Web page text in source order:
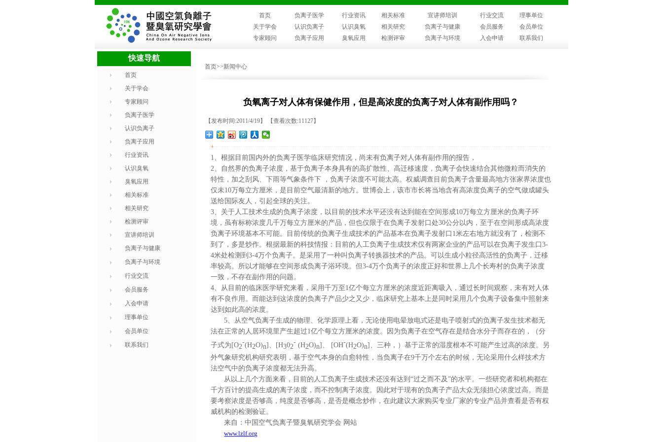
首页 负离子医学 行业资讯 相关标准 宣讲师培训 行业交流
理事单位
关于学会
认识负离子 认识臭氧 相关研究 负离子与健康 会员服务
会员单位
专家顾问
负离子应用 臭氧应用 检测评审 负离子与环境 入会申请 联系我们
快速导航
首页
关于学会
专家顾问
负离子医学
认识负离子
负离子应用
行业资讯
认识臭氧
臭氧应用
相关标准
相关研究
检测评审
宣讲师培训
负离子与健康
负离子与环境
行业交流
会员服务
入会申请
理事单位
会员单位
联系我们
首页>>新闻中心
负氧离子对人体有保健作用，但是高浓度的负离子对人体有副作用吗？
【发布时间:2011/4/19】 【查看次数:11127】
+
1、根据目前国内外的负离子医学临床研究情况，尚未有负离子对人体有副作用的报告，
2、自然界的负离子浓度，基于负离子本身具有的高扩散性、高迁移速度，负离子会快速结合其他微粒而消失的
特性，加之刮风、下雨等气象条件下 ，负离子浓度不可能太高。权威调查目前负离子含量最高地方张家界浓度也
仅未10万每立方厘米，是目前空气最清新的地方。世博会上，该市市长将当地含有高浓度负离子的空气做成罐头
送给国际友人，引起全球的关注。
3、关于人工技术生成的负离子浓度，以目前的技术水平还没有达到能在空间形成10万每立方厘米的负离子环
境，虽有标称浓度几千万每立方厘米的产品，但也仅限于在负离子发射口处30公分以内，至于在空间形成高浓度
负离子环境基本不可能。目前传统的负离子生成技术的产品基本在负离子发射口 1米左右地方就没有了，检测不
到了，多是炒作。根据最新的科技情报：目前的人工负离子生成技术仅有两家企业的产品可以在负离子发生口 3-
4米处检测到 3-4万个负离子。是采用了一种叫负离子转换器技术的产品。可以生成小粒径高活性的负离子，迁移
率较高。所以才能够在空间形成负离子浴环境。但3-4万个负离子的浓度正好和世界上几个长寿村的负离子浓度
一致，不存在副作用的问题。
4、从目前的临床医学研究来看，采用千万至 1亿个每立方厘米的浓度近距离吸入，通过长时间观察，未有对人体
有不良作用。而能达到这浓度的负离子产品少之又少，临床研究上基本上是同时采用几个负离子设备集中照射来
达到如此高的浓度。
5、从空气负离子生成的物理、化学原理上看，无论使用电晕放电式还是电子喷射式的负离子发生技术都无
法在正常的人居环境里产生超过1亿个每立方厘米的浓度。因为负离子在空气存在是结合水分子而存在的，（分
子式为[O2
-(H2O)n]、[H302
- (H2O)n]、 [OH-(H2O)n]、三种，）基于正常的湿度根本不可能产生过高的浓度。另
外气象研究机构研究表明，基于空气本身的自愈特性，当负离子在9千万个左右的时候，无论采用什么样技术方
法空气中的负离子浓度都无法升高。
从以上几个方面来看，目前的人工负离子生成技术还没有达到“过之而不及”的水平。一些研究者和机构都在
千方百计的提高生成的离子浓度，而不控制离子浓度。因此对于现有的负离子产品大众无须担心浓度过高。而是
要考察浓度是否够高，纯度是否够高，是否是概念炒作，在此建议大家购买专业厂家的专业产品并查看是否有权
威机构的检测验证。
来自：中国空气负离子暨臭氧研究学会 网站
www.lzlf.org